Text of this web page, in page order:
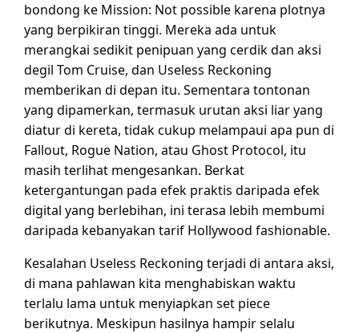
bondong ke Mission: Not possible karena plotnya
yang berpikiran tinggi. Mereka ada untuk
merangkai sedikit penipuan yang cerdik dan aksi
degil Tom Cruise, dan Useless Reckoning
memberikan di depan itu. Sementara tontonan
yang dipamerkan, termasuk urutan aksi liar yang
diatur di kereta, tidak cukup melampaui apa pun di
Fallout, Rogue Nation, atau Ghost Protocol, itu
masih terlihat mengesankan. Berkat
ketergantungan pada efek praktis daripada efek
digital yang berlebihan, ini terasa lebih membumi
daripada kebanyakan tarif Hollywood fashionable.
Kesalahan Useless Reckoning terjadi di antara aksi,
di mana pahlawan kita menghabiskan waktu
terlalu lama untuk menyiapkan set piece
berikutnya. Meskipun hasilnya hampir selalu